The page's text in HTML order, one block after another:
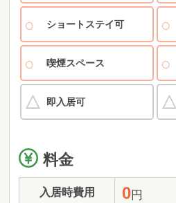
ショートステイ可
喫煙スペース
即入居可
料金
入居時費用 0円